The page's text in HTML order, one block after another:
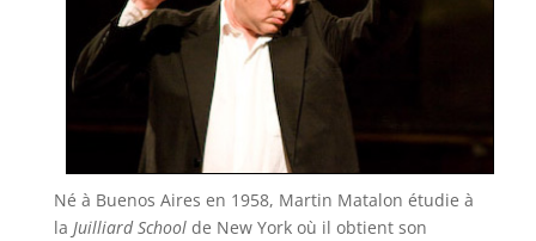
Né à Buenos Aires en 1958, Martin Matalon étudie à
la Juilliard Schoolde New York où il obtient son